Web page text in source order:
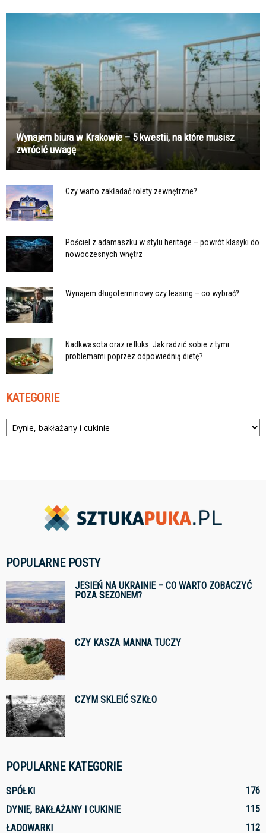
Wynajem biura w Krakowie – 5 kwestii, na które musisz
zwrócić uwagę
Czy warto zakładać rolety zewnętrzne?
Pościel z adamaszku w stylu heritage – powrót klasyki do
nowoczesnych wnętrz
Wynajem długoterminowy czy leasing – co wybrać?
Nadkwasota oraz refluks. Jak radzić sobie z tymi
problemami poprzez odpowiednią dietę?
KATEGORIE
Kategorie
POPULARNE POSTY
JESIEŃ NA UKRAINIE – CO WARTO ZOBACZYĆ
POZA SEZONEM?
CZY KASZA MANNA TUCZY
CZYM SKLEIĆ SZKŁO
POPULARNE KATEGORIE
SPÓŁKI
176
DYNIE, BAKŁAŻANY I CUKINIE
115
ŁADOWARKI
112